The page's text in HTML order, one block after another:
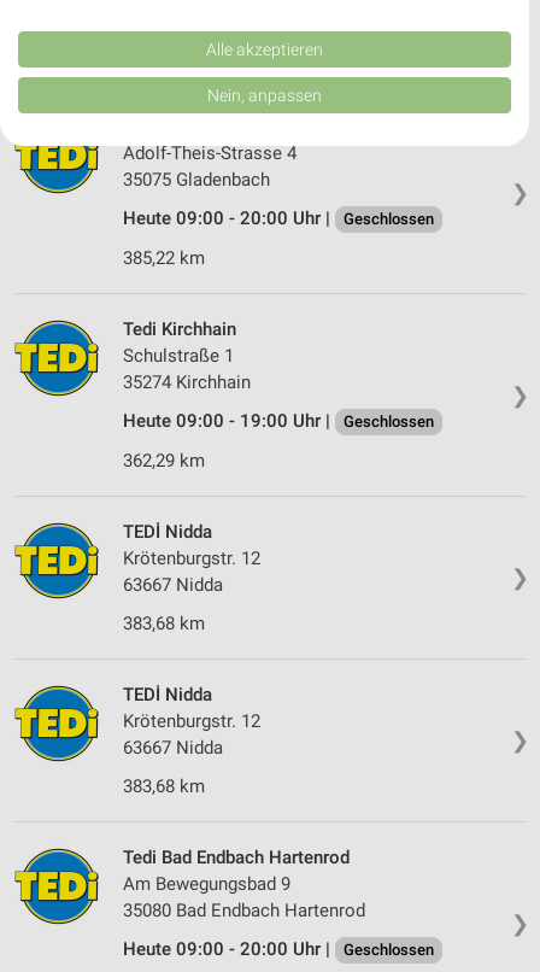
❯
Adolf-Theis-Strasse 4
35075 Gladenbach
Heute 09:00 - 20:00 Uhr |
Geschlossen
385,22 km
❯
Tedi Kirchhain
Schulstraße 1
35274 Kirchhain
Heute 09:00 - 19:00 Uhr |
Geschlossen
362,29 km
❯
TEDİ Nidda
Krötenburgstr. 12
63667 Nidda
383,68 km
❯
TEDİ Nidda
Krötenburgstr. 12
63667 Nidda
383,68 km
❯
Tedi Bad Endbach Hartenrod
Am Bewegungsbad 9
35080 Bad Endbach Hartenrod
Heute 09:00 - 20:00 Uhr |
Geschlossen
Kombinationen von Daten aus verschiedenen Quellen. Entwicklung und
Verbesserung der Angebote. Verwendung reduzierter Daten zur Auswahl
von Inhalten.
Daten können außerhalb der Europäischen Union weitergegeben und in die
Website/App.
Partnerliste anzeigen (1 IAB-Anbieter)
Wir nutzen Ihre Daten für folgende Zwecke:
Verwendung reduzierter Daten zur Auswahl von
Werbeanzeigen
Erstellung von Profilen für personalisierte
Erstellung von Profilen zur Personalisierung
von Inhalten
Verwendung von Profilen zur Auswahl
Messung der Werbeleistung
Messung der Performance von Inhalten
Analyse von Zielgruppen durch Statistiken oder
Entwicklung und Verbesserung der Angebote
Verwendung reduzierter Daten zur Auswahl von
Alle akzeptieren
Nein, anpassen